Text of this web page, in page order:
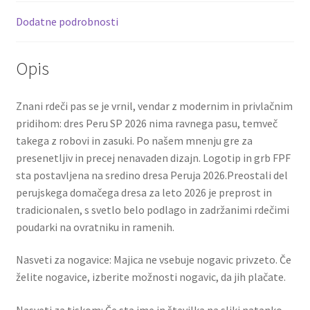
k
Dodatne podrobnosti
Opis
Znani rdeči pas se je vrnil, vendar z modernim in privlačnim
pridihom: dres Peru SP 2026 nima ravnega pasu, temveč
takega z robovi in ​​zasuki. Po našem mnenju gre za
presenetljiv in precej nenavaden dizajn. Logotip in grb FPF
sta postavljena na sredino dresa Peruja 2026.Preostali del
perujskega domačega dresa za leto 2026 je preprost in
tradicionalen, s svetlo belo podlago in zadržanimi rdečimi
poudarki na ovratniku in ramenih.
Nasveti za nogavice: Majica ne vsebuje nogavic privzeto. Če
želite nogavice, izberite možnosti nogavic, da jih plačate.